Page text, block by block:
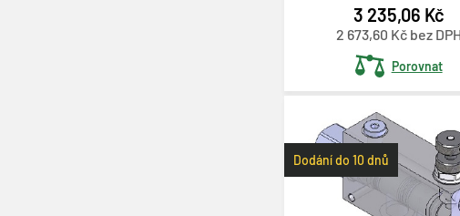
3 235,06 Kč
2 673,60 Kč bez DPH
Porovnat
Dodání do 10 dnů